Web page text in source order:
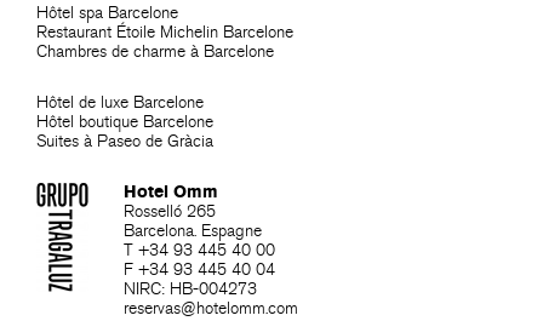
Hôtel spa Barcelone
Restaurant Étoile Michelin Barcelone
Chambres de charme à Barcelone
Hôtel de luxe Barcelone
Hôtel boutique Barcelone
Suites à Paseo de Gràcia
Hotel Omm
Rosselló 265
Barcelona. Espagne
T +34 93 445 40 00
F +34 93 445 40 04
NIRC: HB-004273
reservas@hotelomm.com